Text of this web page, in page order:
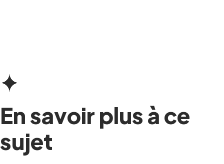
En savoir plus à ce
sujet